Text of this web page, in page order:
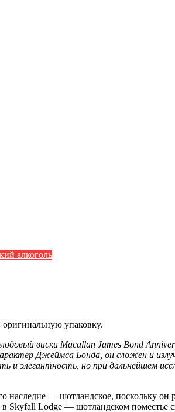
алкоголь
упаковку.
виски Macallan James Bond
Джеймса Бонда, он сложен и
и элегантность, но при дальнейшем
— шотландское, поскольку он
Skyfall Lodge — шотландском поместье